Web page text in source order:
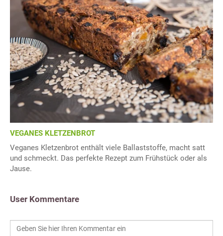
VEGANES KLETZENBROT
Veganes Kletzenbrot enthält viele Ballaststoffe, macht satt
und schmeckt. Das perfekte Rezept zum Frühstück oder als
Jause.
User Kommentare